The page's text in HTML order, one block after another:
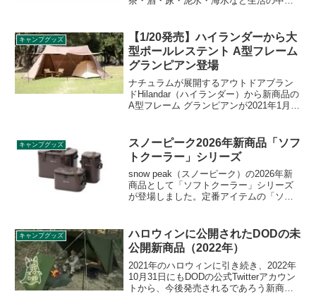
期的なランタンです。詳細をレビューし
ます。
キャンプグッズ
【1/20発売】ハイランダーから大
型ポールレステント A型フレーム
グランピアン登場
ナチュラムが展開するアウトドアブラン
ドHilandar（ハイランダー）から新商品の
A型フレーム グランピアンが2021年1月20
型テントはユニークな点が多く期待の新
商品です。詳細をレビューします。
キャンプグッズ
スノーピーク2026年新商品「ソフ
トクーラー」シリーズ
snow peak（スノーピーク）の2026年新
商品として「ソフトクーラー」シリーズ
が登場しました。定番アイテムの「ソフ
用しています。保冷性能とデザインを両
立させるため、断熱材も見直されまし
た。詳細をレビューします。
キャンプグッズ
ハロウィンに公開されたDODの未
公開新商品（2022年）
2021年のハロウィンに引き続き、2022年
10月31日にもDODの公式Twitterアカウン
トから、今後発売されるであろう新商品